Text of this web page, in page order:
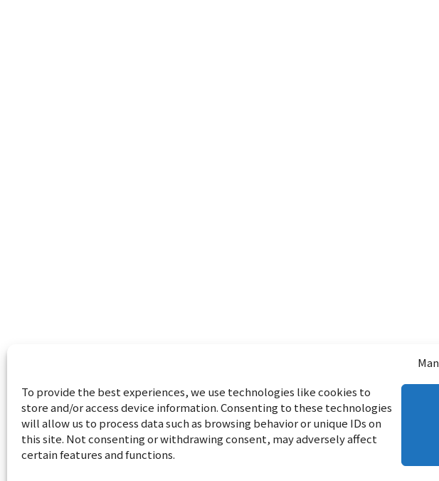
To provide the best experiences, we use technologies like cookies to
store and/or access device information. Consenting to these technologies
will allow us to process data such as browsing behavior or unique IDs on
this site. Not consenting or withdrawing consent, may adversely affect
certain features and functions.
Home パソコン Linux WordPress 暮らし